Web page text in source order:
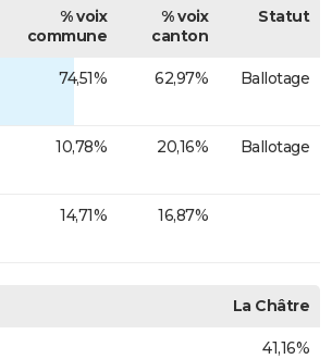
% voix
commune
% voix
canton
Statut
74,51% 62,97% Ballotage
10,78% 20,16% Ballotage
14,71% 16,87%
La Châtre
41,16%